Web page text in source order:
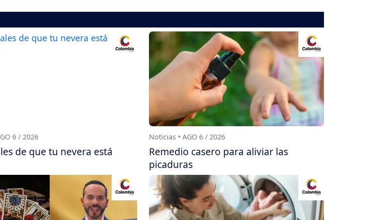
6 / 2026
de que tu nevera está
Noticias • AGO 6 / 2026
Remedio casero para aliviar las
picaduras